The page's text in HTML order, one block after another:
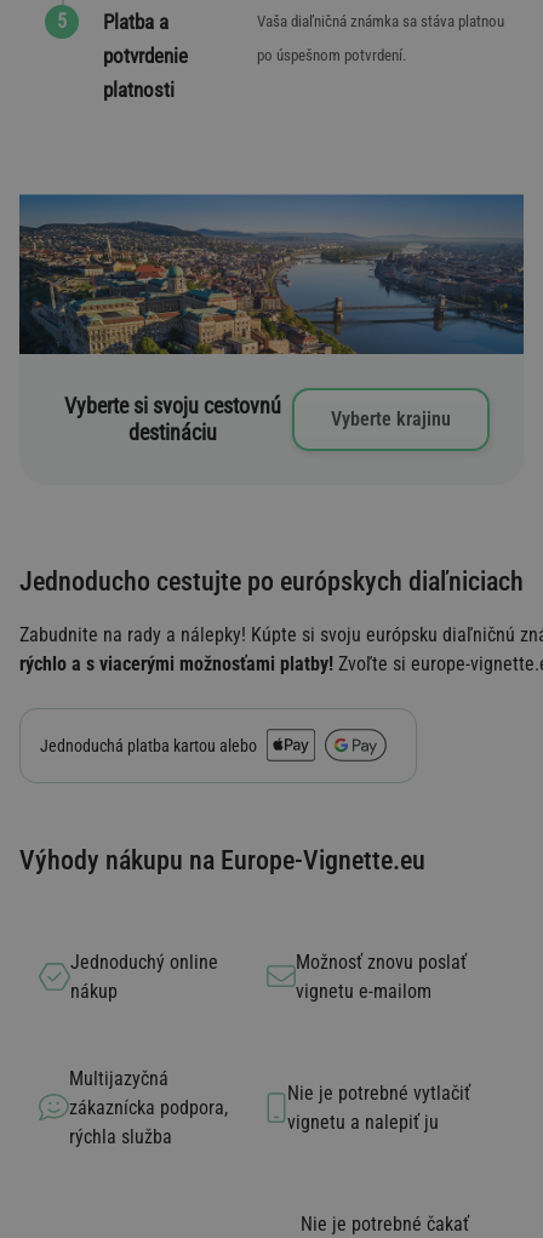
Platba a
potvrdenie
platnosti
Vaša diaľničná známka sa stáva platnou
po úspešnom potvrdení.
Vyberte si svoju cestovnú
destináciu
Vyberte krajinu
Jednoducho cestujte po európskych diaľniciach
Zabudnite na rady a nálepky! Kúpte si svoju európsku diaľničnú
rýchlo a s viacerými možnosťami platby! Zvoľte si europe-
Jednoduchá platba kartou alebo
Výhody nákupu na Europe-Vignette.eu
Jednoduchý online
nákup
Možnosť znovu poslať
vignetu e-mailom
Multijazyčná
zákaznícka podpora,
rýchla služba
Nie je potrebné vytlačiť
vignetu a nalepiť ju
Nie je potrebné čakať